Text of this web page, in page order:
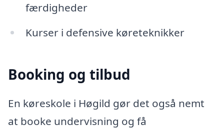
færdigheder
Kurser i defensive køreteknikker
Booking og tilbud
En køreskole i Høgild gør det også nemt
at booke undervisning og få